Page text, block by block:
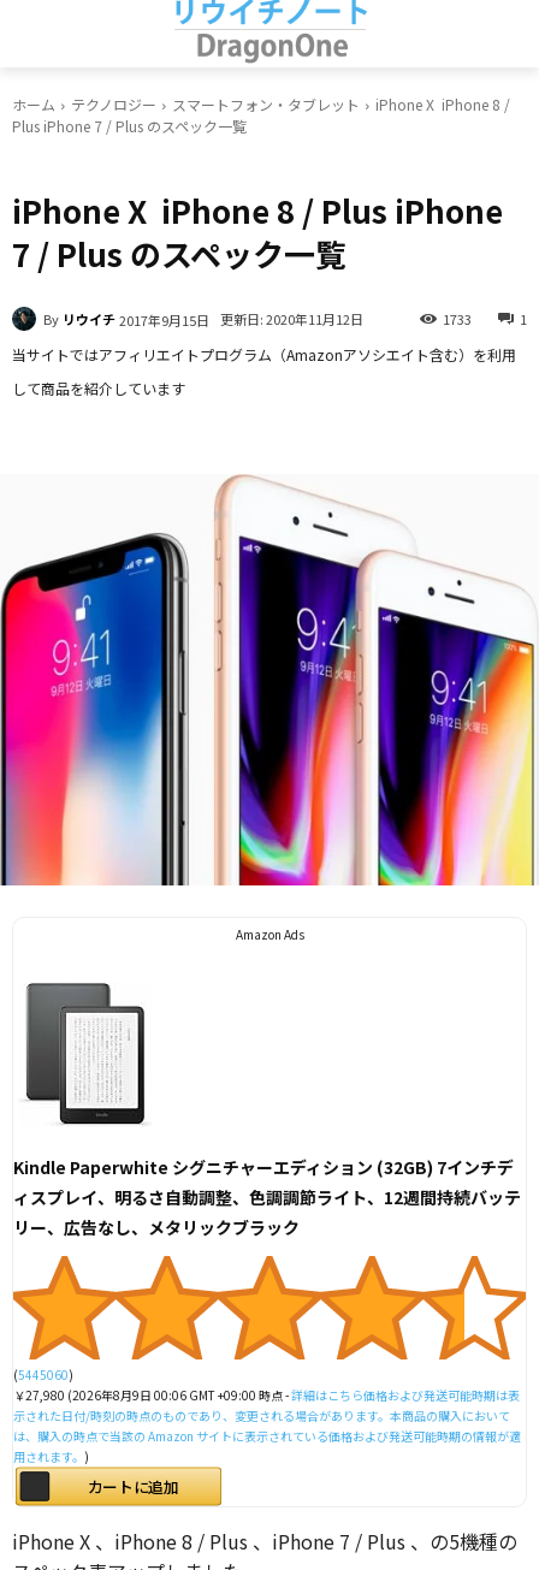
ホーム テクノロジー スマートフォン・タブレット
iPhone X iPhone 8 /
Plus iPhone 7 / Plus のスペック一覧
iPhone X iPhone 8 / Plus iPhone
7 / Plus のスペック一覧
By リウイチ2017年9月15日 更新日:2020年11月12日 1
1733
当サイトではアフィリエイトプログラム（Amazonアソシエイト含む）を利用
して商品を紹介しています
Amazon Ads
Kindle Paperwhite シグニチャーエディション (32GB) 7インチデ
ィスプレイ、明るさ自動調整、色調調節ライト、12週間持続バッテ
リー、広告なし、メタリックブラック
(5445060)
￥27,980 (2026年8月9日 00:06 GMT +09:00 時点 -詳細はこちら価格および発送可能時期は表
示された日付/時刻の時点のものであり、変更される場合があります。本商品の購入において
は、購入の時点で当該の Amazon サイトに表示されている価格および発送可能時期の情報が適
用されます。 )
カートに追加
iPhone X 、iPhone 8 / Plus 、iPhone 7 / Plus 、の5機種の